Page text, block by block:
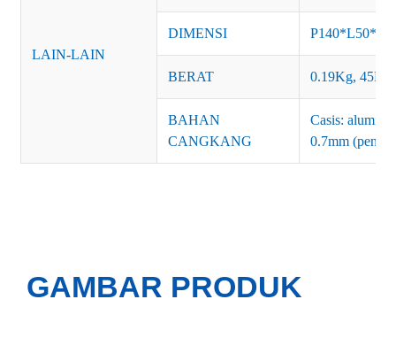
LAIN-LAIN
DIMENSI
BERAT 0.19Kg,
BAHAN
CANGKANG
Casis:
0.7mm
GAMBAR PRODUK